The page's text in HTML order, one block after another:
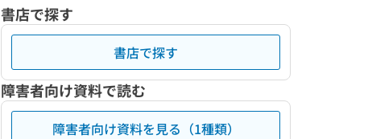
書店で探す
書店で探す
障害者向け資料で読む
障害者向け資料を見る（1種類）